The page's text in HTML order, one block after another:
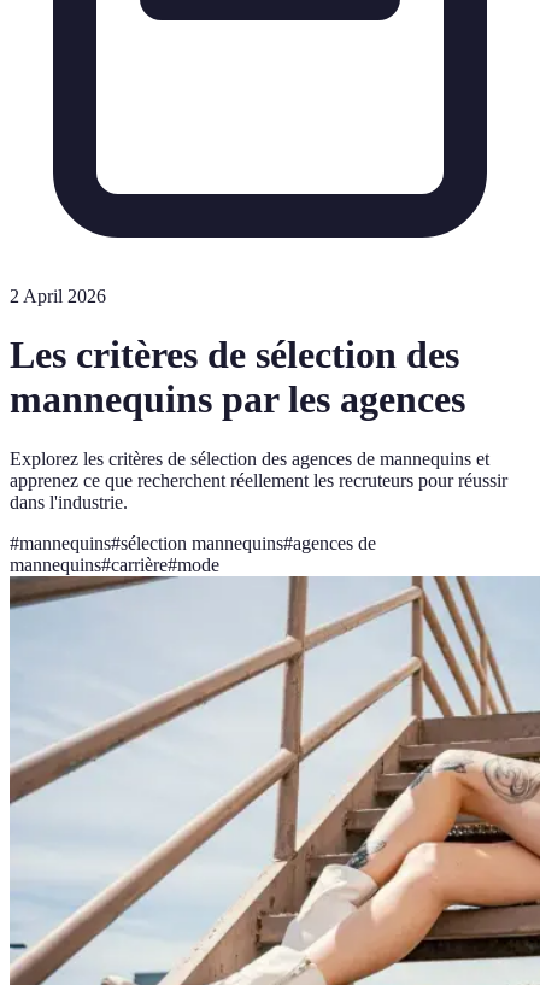
2 April 2026
Les critères de sélection des
mannequins par les agences
Explorez les critères de sélection des agences de mannequins et
apprenez ce que recherchent réellement les recruteurs pour réussir
dans l'industrie.
#mannequins#sélection mannequins#agences de
mannequins#carrière#mode